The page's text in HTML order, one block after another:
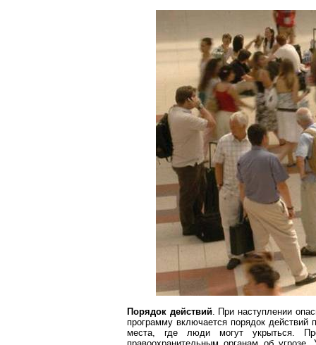
Порядок действий. При наступлении
программу включается порядок действий
места, где люди могут укрыться.